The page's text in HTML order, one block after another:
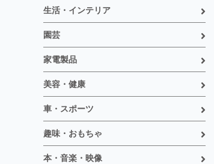
生活・インテリア
園芸
家電製品
美容・健康
車・スポーツ
趣味・おもちゃ
本・音楽・映像